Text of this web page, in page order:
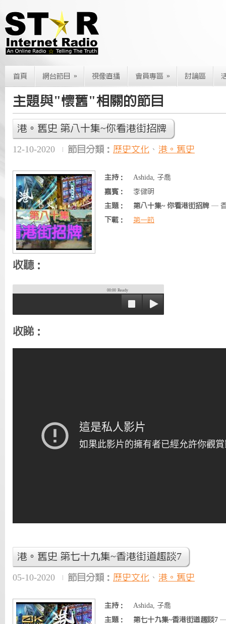
首頁 網台節目 » 視像直播 會員專區 » 討論區
主題與"懷舊"相關的節目
港。舊史 第八十集~你看港街招牌
12-10-2020 節目分類： 歷史文化 、 港。舊史
主持：
Ashida, 子喬
嘉賓：
李健明
主題：
第八十集~ 你看港街招牌 —
下載：
第一節
收聽：
00:00 Ready
收睇：
港。舊史 第七十九集~香港街道趣談7
05-10-2020 節目分類： 歷史文化 、 港。舊史
主持：
Ashida, 子喬
主題：
第七十九集~香港街道趣談7 —